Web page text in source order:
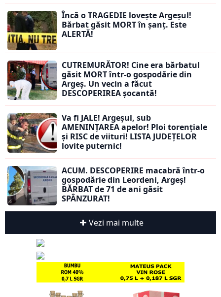
Încă o TRAGEDIE lovește Argeșul!
Bărbat găsit MORT în șanț. Este
ALERTĂ!
CUTREMURĂTOR! Cine era bărbatul
găsit MORT într-o gospodărie din
Argeș. Un vecin a făcut
DESCOPERIREA șocantă!
Va fi JALE! Argeșul, sub
AMENINȚAREA apelor! Ploi torențiale
și RISC de viituri! LISTA JUDEȚELOR
lovite puternic!
ACUM. DESCOPERIRE macabră într-o
gospodărie din Leordeni, Argeș!
BĂRBAT de 71 de ani găsit
SPÂNZURAT!
Vezi mai multe